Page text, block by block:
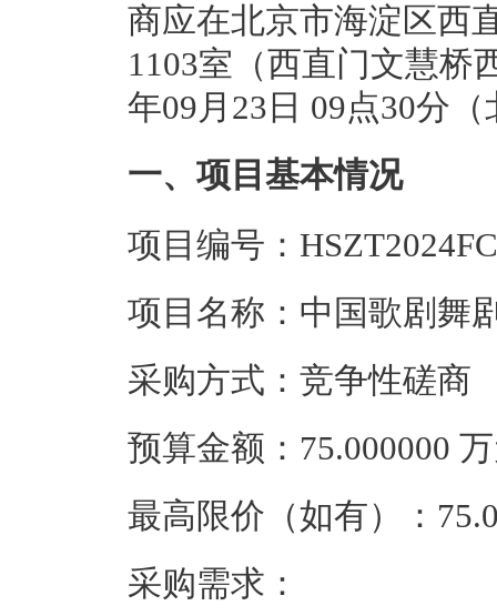
商应在北京市海淀区西
1103室（西直门文慧桥
年09月23日 09点30分
一、项目基本情况
项目编号：
项目名称：中国歌剧舞
采购方式：竞争性磋商
预算金额：75.000000
最高限价（如有）：
采购需求：